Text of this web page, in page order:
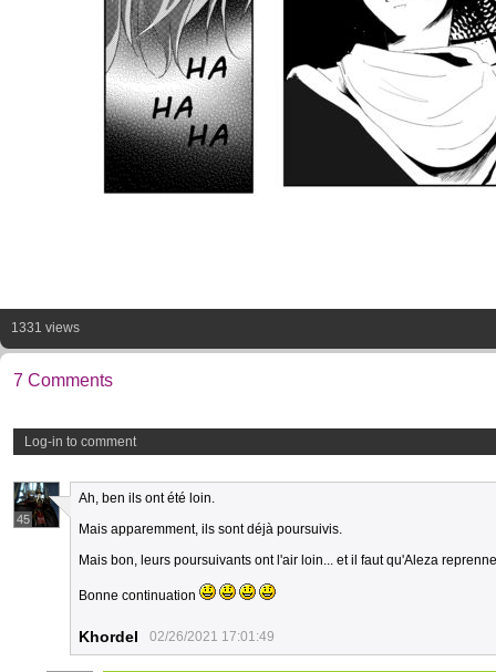
1331 views
7 Comments
Log-in to comment
45
Ah, ben ils ont été loin.
Mais apparemment, ils sont déjà poursuivis.
Mais bon, leurs poursuivants ont l'air loin... et il faut qu'Aleza
Bonne continuation
Khordel 02/26/2021 17:01:49